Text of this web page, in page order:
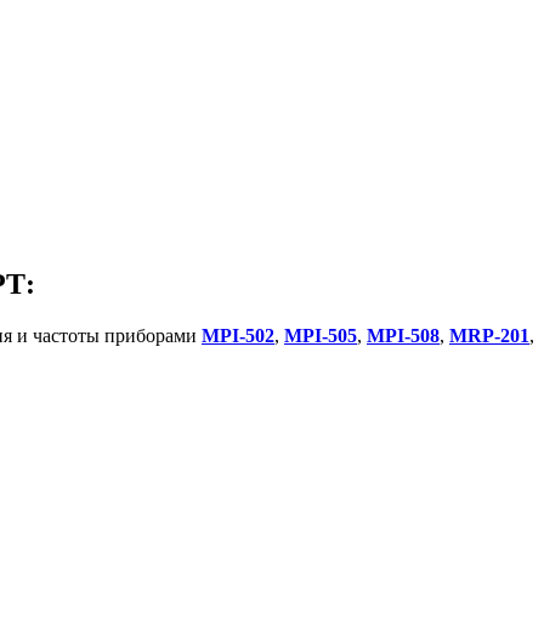
и частоты приборами MPI-502, MPI-505, MPI-508, MRP-201,